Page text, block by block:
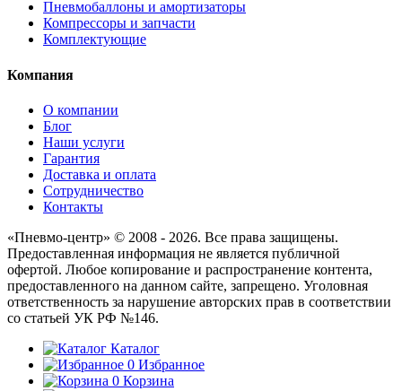
Пневмобаллоны и амортизаторы
Компрессоры и запчасти
Комплектующие
Компания
О компании
Блог
Наши услуги
Гарантия
Доставка и оплата
Сотрудничество
Контакты
«Пневмо-центр» © 2008 - 2026. Все права защищены.
Предоставленная информация не является публичной
офертой. Любое копирование и распространение контента,
предоставленного на данном сайте, запрещено. Уголовная
ответственность за нарушение авторских прав в соответствии
со статьей УК РФ №146.
Каталог
0 Избранное
0 Корзина